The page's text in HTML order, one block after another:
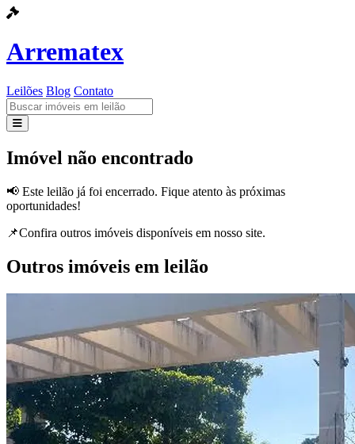
Arrematex
Leilões Blog Contato
Leilões
Imóvel não encontrado
📢 Este leilão já foi encerrado. Fique atento às próximas
oportunidades!
📌Confira outros imóveis disponíveis em nosso site.
Outros imóveis em leilão